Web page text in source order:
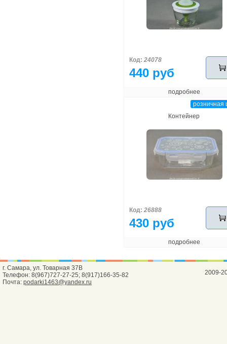
Код: 24078
440 руб
подробнее
розничная
Контейнер
Код: 26888
430 руб
подробнее
г. Самара, ул. Товарная 37В
Телефон: 8(967)727-27-25; 8(917)166-35-82
Почта: podarki1463@yandex.ru
2009-